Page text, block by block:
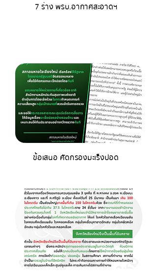
7 ร่าง พรบ.อากาศสะอาดฯ
ข้อเสนอ คัดกรองมะเร็งปอด